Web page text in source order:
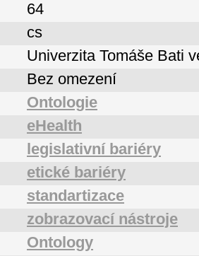
64
cs
Univerzita Tomáše Bati
Bez omezení
Ontologie
eHealth
legislativní bariéry
etické bariéry
standartizace
zobrazovací nástroje
Ontology